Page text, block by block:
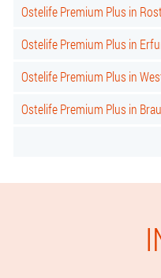
Ostelife Premium Plus in
Ostelife Premium Plus in
Ostelife Premium Plus in
Ostelife Premium Plus in